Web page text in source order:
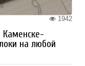
1942
Каменске-
на любой